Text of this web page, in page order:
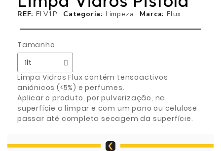
REF FLV1P Categoria Limpeza Marca Flux
Tamanho
Limpa Vidros Flux contém tensoactivos
aniónicos (<5%) e perfumes.
Aplicar o produto, por pulverização, na
superfície a limpar e com um pano ou celulose
passar até completa secagem da superfície.